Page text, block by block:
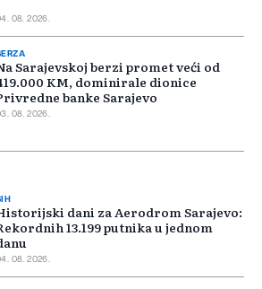
08. 2026.
Sarajevskoj berzi promet veći od
KM, dominirale dionice
banke Sarajevo
08. 2026.
dani za Aerodrom Sarajevo:
13.199 putnika u jednom
08. 2026.